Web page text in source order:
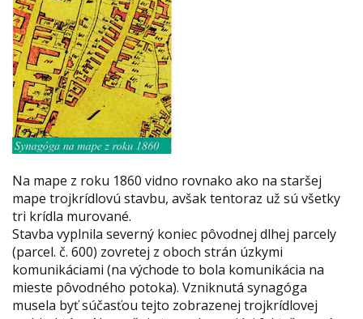
Na mape z roku 1860 vidno rovnako ako na staršej
mape trojkrídlovú stavbu, avšak tentoraz už sú všetky
tri krídla murované.
Stavba vyplnila severný koniec pôvodnej dlhej parcely
(parcel. č. 600) zovretej z oboch strán úzkymi
komunikáciami (na východe to bola komunikácia na
mieste pôvodného potoka). Vzniknutá synagóga
musela byť súčasťou tejto zobrazenej trojkrídlovej